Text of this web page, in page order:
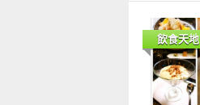
飲食天地